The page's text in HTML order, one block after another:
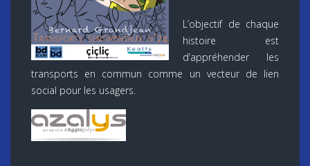
L’objectif de chaque
histoire est
d’appréhender les
transports en commun comme un vecteur de lien
social pour les usagers.